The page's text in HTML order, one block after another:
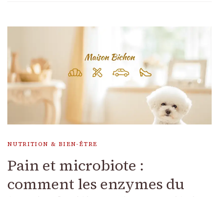
NUTRITION & BIEN-ÊTRE
Pain et microbiote :
comment les enzymes du